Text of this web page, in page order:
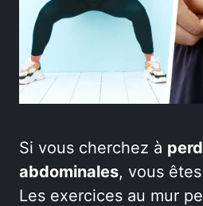
Si vous cherchez à
abdominales, vous
Les exercices au mur